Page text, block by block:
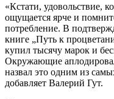
«Кстати, удовольствие,
ощущается ярче и
потребление. В
книге „Путь к
купил тысячу марок и
Окружающие
назвал это одним из
добавляет Валерий Гут.